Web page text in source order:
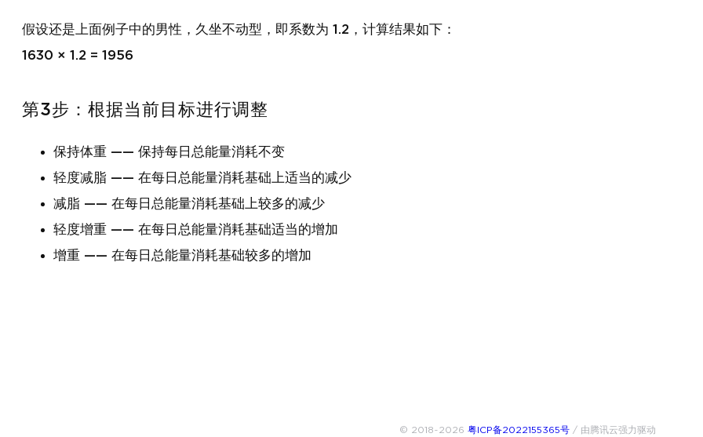
假设还是上面例子中的男性，久坐不动型，即系数为 1.2，计算结果如下：
1630 × 1.2 = 1956
第3步：根据当前目标进行调整
保持体重 —— 保持每日总能量消耗不变
轻度减脂 —— 在每日总能量消耗基础上适当的减少
减脂 —— 在每日总能量消耗基础上较多的减少
轻度增重 —— 在每日总能量消耗基础适当的增加
增重 —— 在每日总能量消耗基础较多的增加
© 2018~2026 粤ICP备2022155365号/ 由腾讯云强力驱动